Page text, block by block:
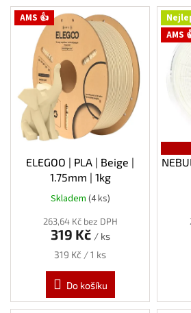
V AMS 👍
ELEGOO | PLA | Beige |
1.75mm | 1kg
Průměrné
produktu
hvězdiček.
Skladem (4 ks)
263,64 Kč bez DPH
319 Kč / ks
Měrná
319 Kč / 1 ks
Do košíku
AMS